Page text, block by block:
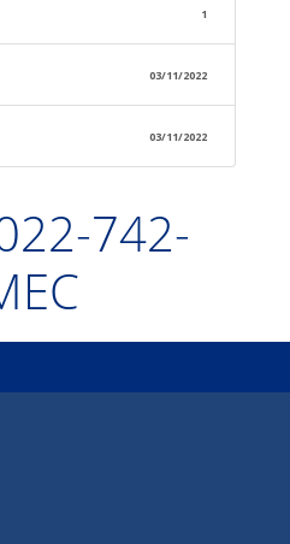
1
03/11/2022
03/11/2022
742-